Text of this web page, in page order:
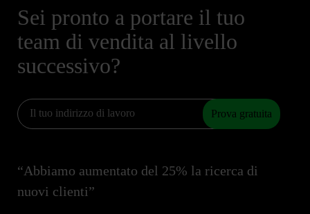
Sei pronto a portare il tuo
team di vendita al livello
successivo?
Prova gratuita
“Abbiamo aumentato del 25% la ricerca di
nuovi clienti”